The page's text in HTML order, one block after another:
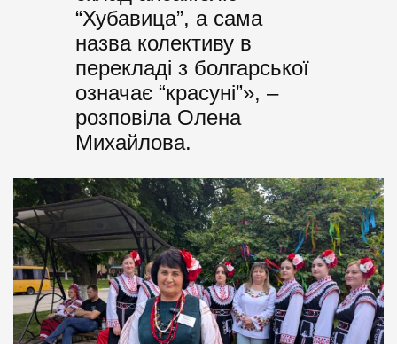
“Хубавица”, а сама
назва колективу в
перекладі з болгарської
означає “красуні”», –
розповіла Олена
Михайлова.